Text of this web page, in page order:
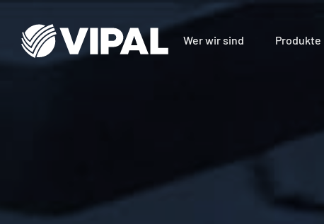
Wer wir sind Produkte